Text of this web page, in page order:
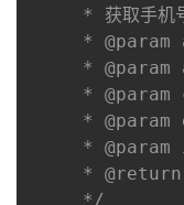
* 获取手机
* @param
* @param
* @param
* @param
* @param
     * @return
     */